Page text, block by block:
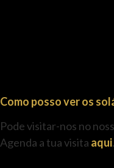
Como posso ver os
Pode visitar-nos no
Agenda a tua visita aqui.